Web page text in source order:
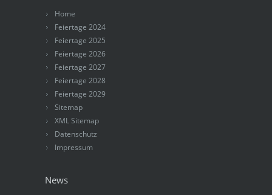
Home
Feiertage 2024
Feiertage 2025
Feiertage 2026
Feiertage 2027
Feiertage 2028
Feiertage 2029
Sitemap
XML Sitemap
Datenschutz
Impressum
News